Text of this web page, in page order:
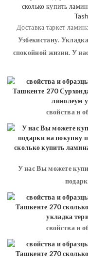
Доставка таркет
Узбекистану.
спокойной жизни. У
свойства и
У нас Вы можете
свойства и